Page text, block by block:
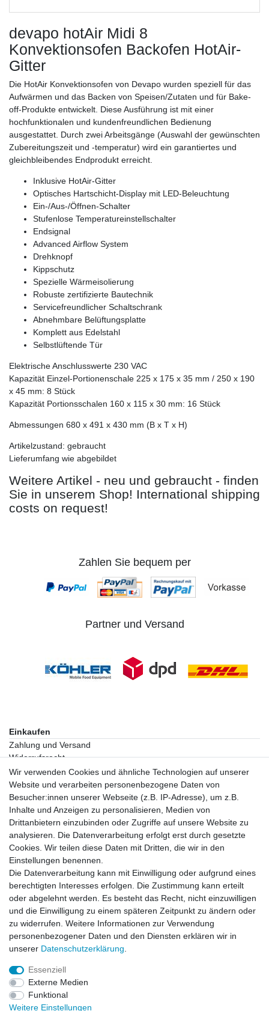
devapo hotAir Midi 8
Konvektionsofen Backofen HotAir-
Gitter
Die HotAir Konvektionsofen von Devapo wurden speziell für das
Aufwärmen und das Backen von Speisen/Zutaten und für Bake-
off-Produkte entwickelt. Diese Ausführung ist mit einer
hochfunktionalen und kundenfreundlichen Bedienung
ausgestattet. Durch zwei Arbeitsgänge (Auswahl der gewünschten
Zubereitungszeit und -temperatur) wird ein garantiertes und
gleichbleibendes Endprodukt erreicht.
Inklusive HotAir-Gitter
Optisches Hartschicht-Display mit LED-Beleuchtung
Ein-/Aus-/Öffnen-Schalter
Stufenlose Temperatureinstellschalter
Endsignal
Advanced Airflow System
Drehknopf
Kippschutz
Spezielle Wärmeisolierung
Robuste zertifizierte Bautechnik
Servicefreundlicher Schaltschrank
Abnehmbare Belüftungsplatte
Komplett aus Edelstahl
Selbstlüftende Tür
Elektrische Anschlusswerte 230 VAC
Kapazität Einzel-Portionenschale 225 x 175 x 35 mm / 250 x 190
x 45 mm: 8 Stück
Kapazität Portionsschalen 160 x 115 x 30 mm: 16 Stück
Abmessungen 680 x 491 x 430 mm (B x T x H)
Artikelzustand: gebraucht
Lieferumfang wie abgebildet
Weitere Artikel - neu und gebraucht - finden
Sie in unserem Shop! International shipping
costs on request!
Zahlen Sie bequem per
Partner und Versand
Einkaufen
Zahlung und Versand
Widerrufsrecht
Warenkorb
Zur Kasse
Vertrag widerrufen
Mein Konto
Registrieren
Login
Unternehmen
Datenschutzerklärung
Datenverarbeitung
Kontakt
AGB
Impressum
Über uns
Team
Partner
Wir verwenden Cookies und ähnliche Technologien auf unserer
Website und verarbeiten personenbezogene Daten von
Besucher:innen unserer Webseite (z.B. IP-Adresse), um z.B.
Inhalte und Anzeigen zu personalisieren, Medien von
Drittanbietern einzubinden oder Zugriffe auf unsere Website zu
analysieren. Die Datenverarbeitung erfolgt erst durch gesetzte
Cookies. Wir teilen diese Daten mit Dritten, die wir in den
Einstellungen benennen.
Die Datenverarbeitung kann mit Einwilligung oder aufgrund eines
berechtigten Interesses erfolgen. Die Zustimmung kann erteilt
oder abgelehnt werden. Es besteht das Recht, nicht einzuwilligen
und die Einwilligung zu einem späteren Zeitpunkt zu ändern oder
zu widerrufen. Weitere Informationen zur Verwendung
personenbezogener Daten und den Diensten erklären wir in
unserer Daten­schutz­erklärung
Essenziell
Externe Medien
Funktional
Weitere Einstellungen